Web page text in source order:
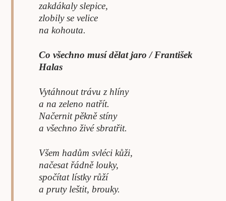
zakdákaly slepice,
zlobily se velice
na kohouta.
Co všechno musí dělat jaro/ František
Halas
Vytáhnout trávu z hlíny
a na zeleno natřít.
Načernit pěkně stíny
a všechno živé sbratřit.
Všem hadům svléci kůži,
načesat řádně louky,
spočítat lístky růží
a pruty leštit, brouky.